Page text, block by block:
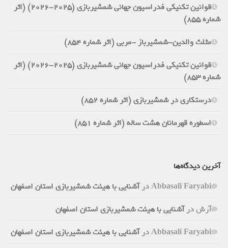
قوانین تکنیکی فدراسیون جهانی شمشیربازی (2025-2026) (اثر
شماره 855)
مثلث والدین-شمشیرباز -مربی (اثر شماره 854)
قوانین تکنیکی فدراسیون جهانی شمشیربازی (2025-2026) (اثر
شماره 853)
درستکاری در شمشیربازی (اثر شماره 852)
اسطوره قهرمانان هشت ساله (اثر شماره 851)
آخرین دیدگاه‌ها
Abbasali Faryabiدرآشنایی با هیئت شمشیربازی استان اصفهان
آرشدرآشنایی با هیئت شمشیربازی استان اصفهان
Abbasali Faryabiدرآشنایی با هیئت شمشیربازی استان اصفهان